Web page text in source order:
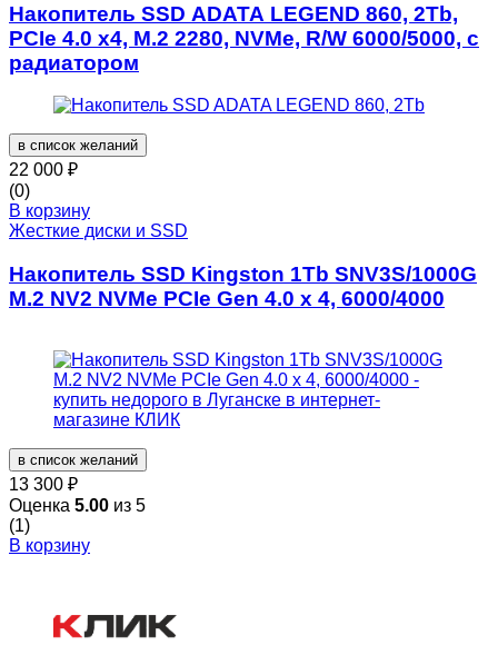
Накопитель SSD ADATA LEGEND 860, 2Tb,
PCIe 4.0 x4, M.2 2280, NVMe, R/W 6000/5000, с
радиатором
в список желаний
22 000 ₽
(0)
В корзину
Жесткие диски и SSD
Накопитель SSD Kingston 1Tb SNV3S/1000G
M.2 NV2 NVMe PCIe Gen 4.0 x 4, 6000/4000
в список желаний
13 300 ₽
Оценка 5.00 из 5
(1)
В корзину